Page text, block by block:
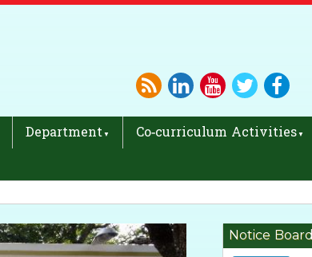
Department Co-curriculum Activities
Notice Board